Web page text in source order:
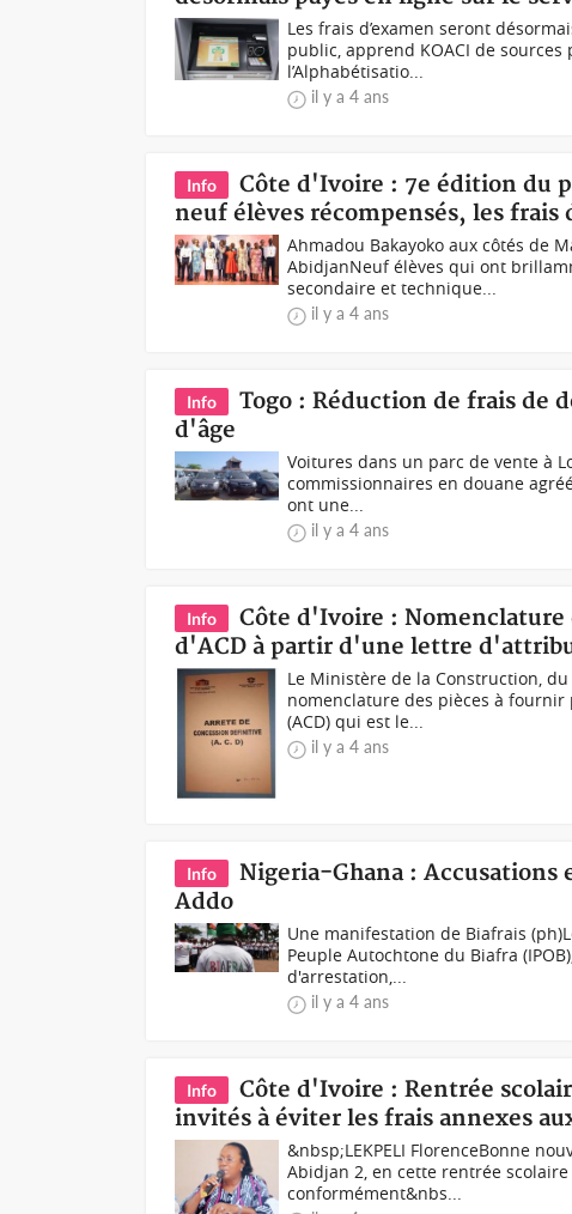
Les frais d’examen seront
public, apprend KOACI de
l’Alphabétisatio...
il y a 4 ans
Info
Côte d'Ivoire : 7e édition du
neuf élèves récompensés, les
Ahmadou Bakayoko aux côtés de
AbidjanNeuf élèves qui ont
secondaire et technique...
il y a 4 ans
Info
Togo : Réduction de frais de
d'âge
Voitures dans un parc de vente à
commissionnaires en douane
ont une...
il y a 4 ans
Info
Côte d'Ivoire : Nomenclature
d'ACD à partir d'une lettre
Le Ministère de la Construction,
nomenclature des pièces à
(ACD) qui est le...
il y a 4 ans
Info
Nigeria-Ghana :
Addo
Une manifestation de Biafrais
Peuple Autochtone du Biafra
d'arrestation,...
il y a 4 ans
Info
Côte d'Ivoire : Rentrée
invités à éviter les frais annexes
&nbsp;LEKPELI FlorenceBonne
Abidjan 2, en cette rentrée
conformément&nbs...